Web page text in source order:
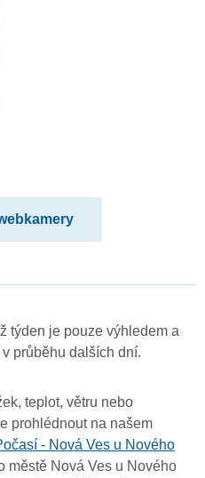
týden je pouze výhledem a
průběhu dalších dní.
teplot, větru nebo
prohlédnout na našem
- Nová Ves u Nového
městě Nová Ves u Nového